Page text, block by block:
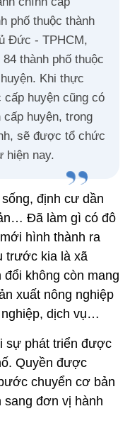
phố thuộc thành
Đức - TPHCM,
thành phố thuộc
Khi thực
huyện cũng có
huyện, trong
sẽ được tổ chức
hiện nay.
định cư dần
Đã làm gì có đô
hình thành ra
trước kia là xã
không còn mang
xuất nông nghiệp
dịch vụ…
sự phát triển được
Quyền được
chuyển cơ bản
đơn vị hành